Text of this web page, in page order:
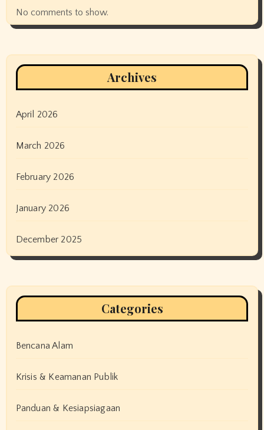
No comments to show.
Archives
April 2026
March 2026
February 2026
January 2026
December 2025
Categories
Bencana Alam
Krisis & Keamanan Publik
Panduan & Kesiapsiagaan